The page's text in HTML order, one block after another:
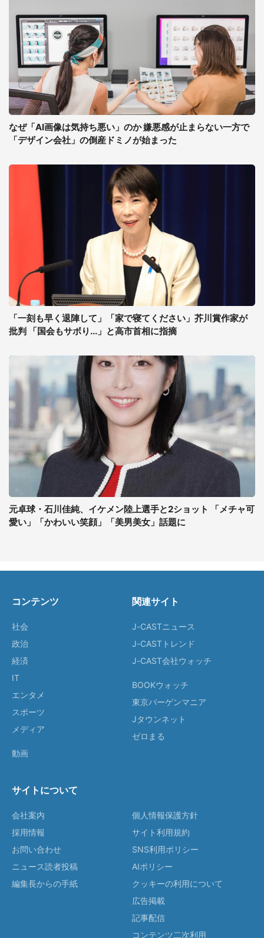
なぜ「AI画像は気持ち悪い」のか 嫌悪感が止まらない一方で
「デザイン会社」の倒産ドミノが始まった
「一刻も早く退陣して」「家で寝てください」芥川賞作家が
批判 「国会もサボり...」と高市首相に指摘
元卓球・石川佳純、イケメン陸上選手と2ショット 「メチャ可
愛い」「かわいい笑顔」「美男美女」話題に
コンテンツ
社会
政治
経済
IT
エンタメ
スポーツ
メディア
動画
関連サイト
J-CASTニュース
J-CASTトレンド
J-CAST会社ウォッチ
BOOKウォッチ
東京バーゲンマニア
Jタウンネット
ゼロまる
サイトについて
会社案内
採用情報
お問い合わせ
ニュース読者投稿
編集長からの手紙
個人情報保護方針
サイト利用規約
SNS利用ポリシー
AIポリシー
クッキーの利用について
広告掲載
記事配信
コンテンツ二次利用